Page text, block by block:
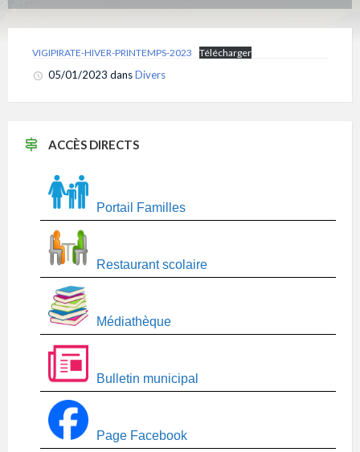
VIGIPIRATE-HIVER-PRINTEMPS-2023 Télécharger
05/01/2023 dansDivers
ACCÈS DIRECTS
Portail Familles
Restaurant scolaire
Médiathèque
Bulletin municipal
Page Facebook